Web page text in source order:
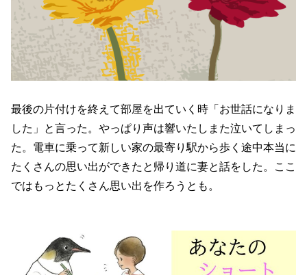
最後の片付けを終えて部屋を出ていく時「お世話になりま
した」と言った。やっぱり声は響いたしまた泣いてしまっ
た。電車に乗って新しい家の最寄り駅から歩く途中本当に
たくさんの思い出ができたと帰り道に妻と話をした。ここ
ではもっとたくさん思い出を作ろうとも。